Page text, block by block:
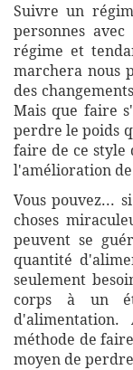
Suivre un
personnes
régime et
marchera nous
des
Mais que faire
perdre le poids
faire de ce style
l'amélioration de
Vous pouvez...
choses
peuvent se
quantité
seulement
corps à un
d'alimentation.
méthode de
moyen de